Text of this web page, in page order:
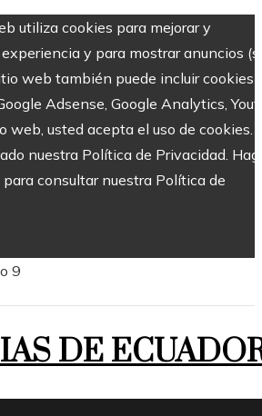
utiliza cookies para mejorar y
y para mostrar anuncios
web también puede incluir cookies
Adsense, Google Analytics,
web, usted acepta el uso de cookies.
nuestra Política de Privacidad.
consultar nuestra Política de
9
DE